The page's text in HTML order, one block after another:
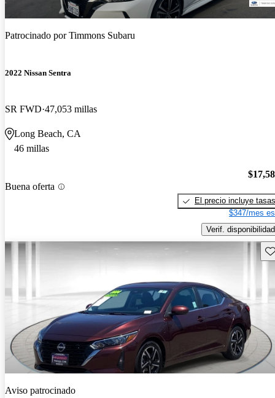
Patrocinado porTimmons Subaru
2022 Nissan Sentra
SR FWD 47,053 millas
Long Beach, CA
46 millas
Buena oferta
El precio incluye tasas
$347/mes
Verif. disponibilidad
Aviso patrocinado